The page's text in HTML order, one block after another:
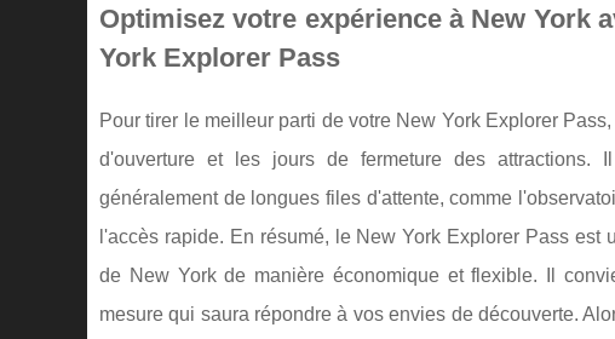
Optimisez votre expérience à New York
York Explorer Pass
Pour tirer le meilleur parti de votre New York Explorer
d'ouverture et les jours de fermeture des attractions.
généralement de longues files d'attente, comme
l'accès rapide. En résumé, le New York Explorer Pass
de New York de manière économique et flexible. Il
mesure qui saura répondre à vos envies de découverte.